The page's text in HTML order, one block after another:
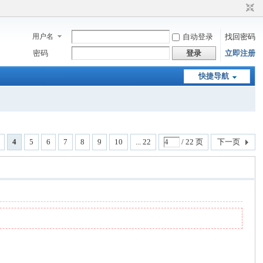
用户名 自动登录
找回密码
密码
登录 立即注册
快捷导航
4 5 6 7 8 9 10 ... 22 / 22 页 下一页